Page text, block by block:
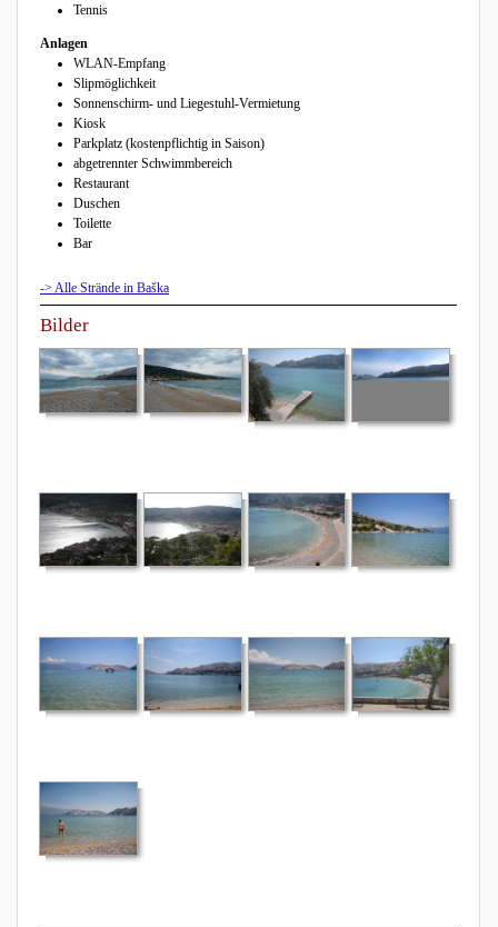
Tennis
Anlagen
WLAN-Empfang
Slipmöglichkeit
Sonnenschirm- und Liegestuhl-Vermietung
Kiosk
Parkplatz (kostenpflichtig in Saison)
abgetrennter Schwimmbereich
Restaurant
Duschen
Toilette
Bar
-> Alle Strände in Baška
Bilder